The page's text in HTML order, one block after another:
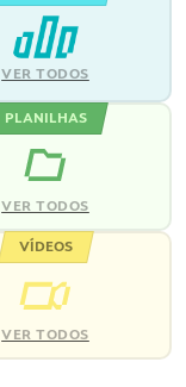
VER TODOS
PLANILHAS
VER TODOS
VÍDEOS
VER TODOS